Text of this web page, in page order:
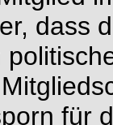
dass
für